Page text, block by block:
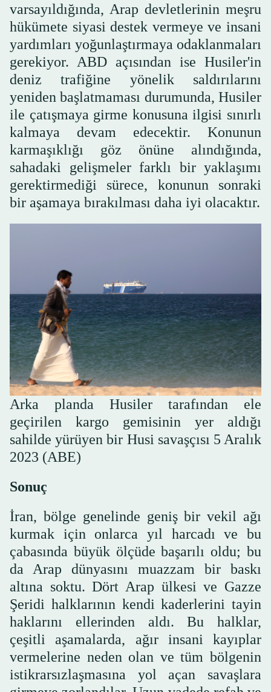
varsayıldığında, Arap devletlerinin meşru
hükümete siyasi destek vermeye ve insani
yardımları yoğunlaştırmaya odaklanmaları
gerekiyor. ABD açısından ise Husiler'in
deniz trafiğine yönelik saldırılarını
yeniden başlatmaması durumunda, Husiler
ile çatışmaya girme konusuna ilgisi sınırlı
kalmaya devam edecektir. Konunun
karmaşıklığı göz önüne alındığında,
sahadaki gelişmeler farklı bir yaklaşımı
gerektirmediği sürece, konunun sonraki
bir aşamaya bırakılması daha iyi olacaktır.
Arka planda Husiler tarafından ele
geçirilen kargo gemisinin yer aldığı
sahilde yürüyen bir Husi savaşçısı 5 Aralık
2023 (ABE)
Sonuç
İran, bölge genelinde geniş bir vekil ağı
kurmak için onlarca yıl harcadı ve bu
çabasında büyük ölçüde başarılı oldu; bu
da Arap dünyasını muazzam bir baskı
altına soktu. Dört Arap ülkesi ve Gazze
Şeridi halklarının kendi kaderlerini tayin
haklarını ellerinden aldı. Bu halklar,
çeşitli aşamalarda, ağır insani kayıplar
vermelerine neden olan ve tüm bölgenin
istikrarsızlaşmasına yol açan savaşlara